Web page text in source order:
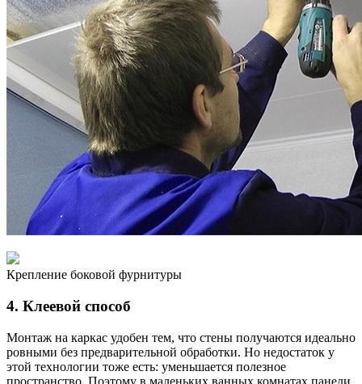
Крепление боковой фурнитуры
4. Клеевой способ
Монтаж на каркас удобен тем, что стены получаются идеально
ровными без предварительной обработки. Но недостаток у
этой технологии тоже есть: уменьшается полезное
пространство. Поэтому в маленьких ванных комнатах панели